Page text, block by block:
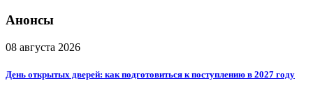
Анонсы
08 августа 2026
День открытых дверей: как подготовиться к поступлению в 2027 году